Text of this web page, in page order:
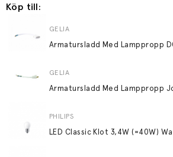
Köp till:
GELIA
Armatursladd Med Lamppropp
GELIA
Armatursladd Med Lamppropp
PHILIPS